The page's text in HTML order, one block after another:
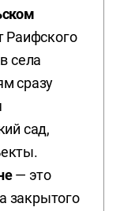
Раифского
села
сразу
сад,
— это
закрытого